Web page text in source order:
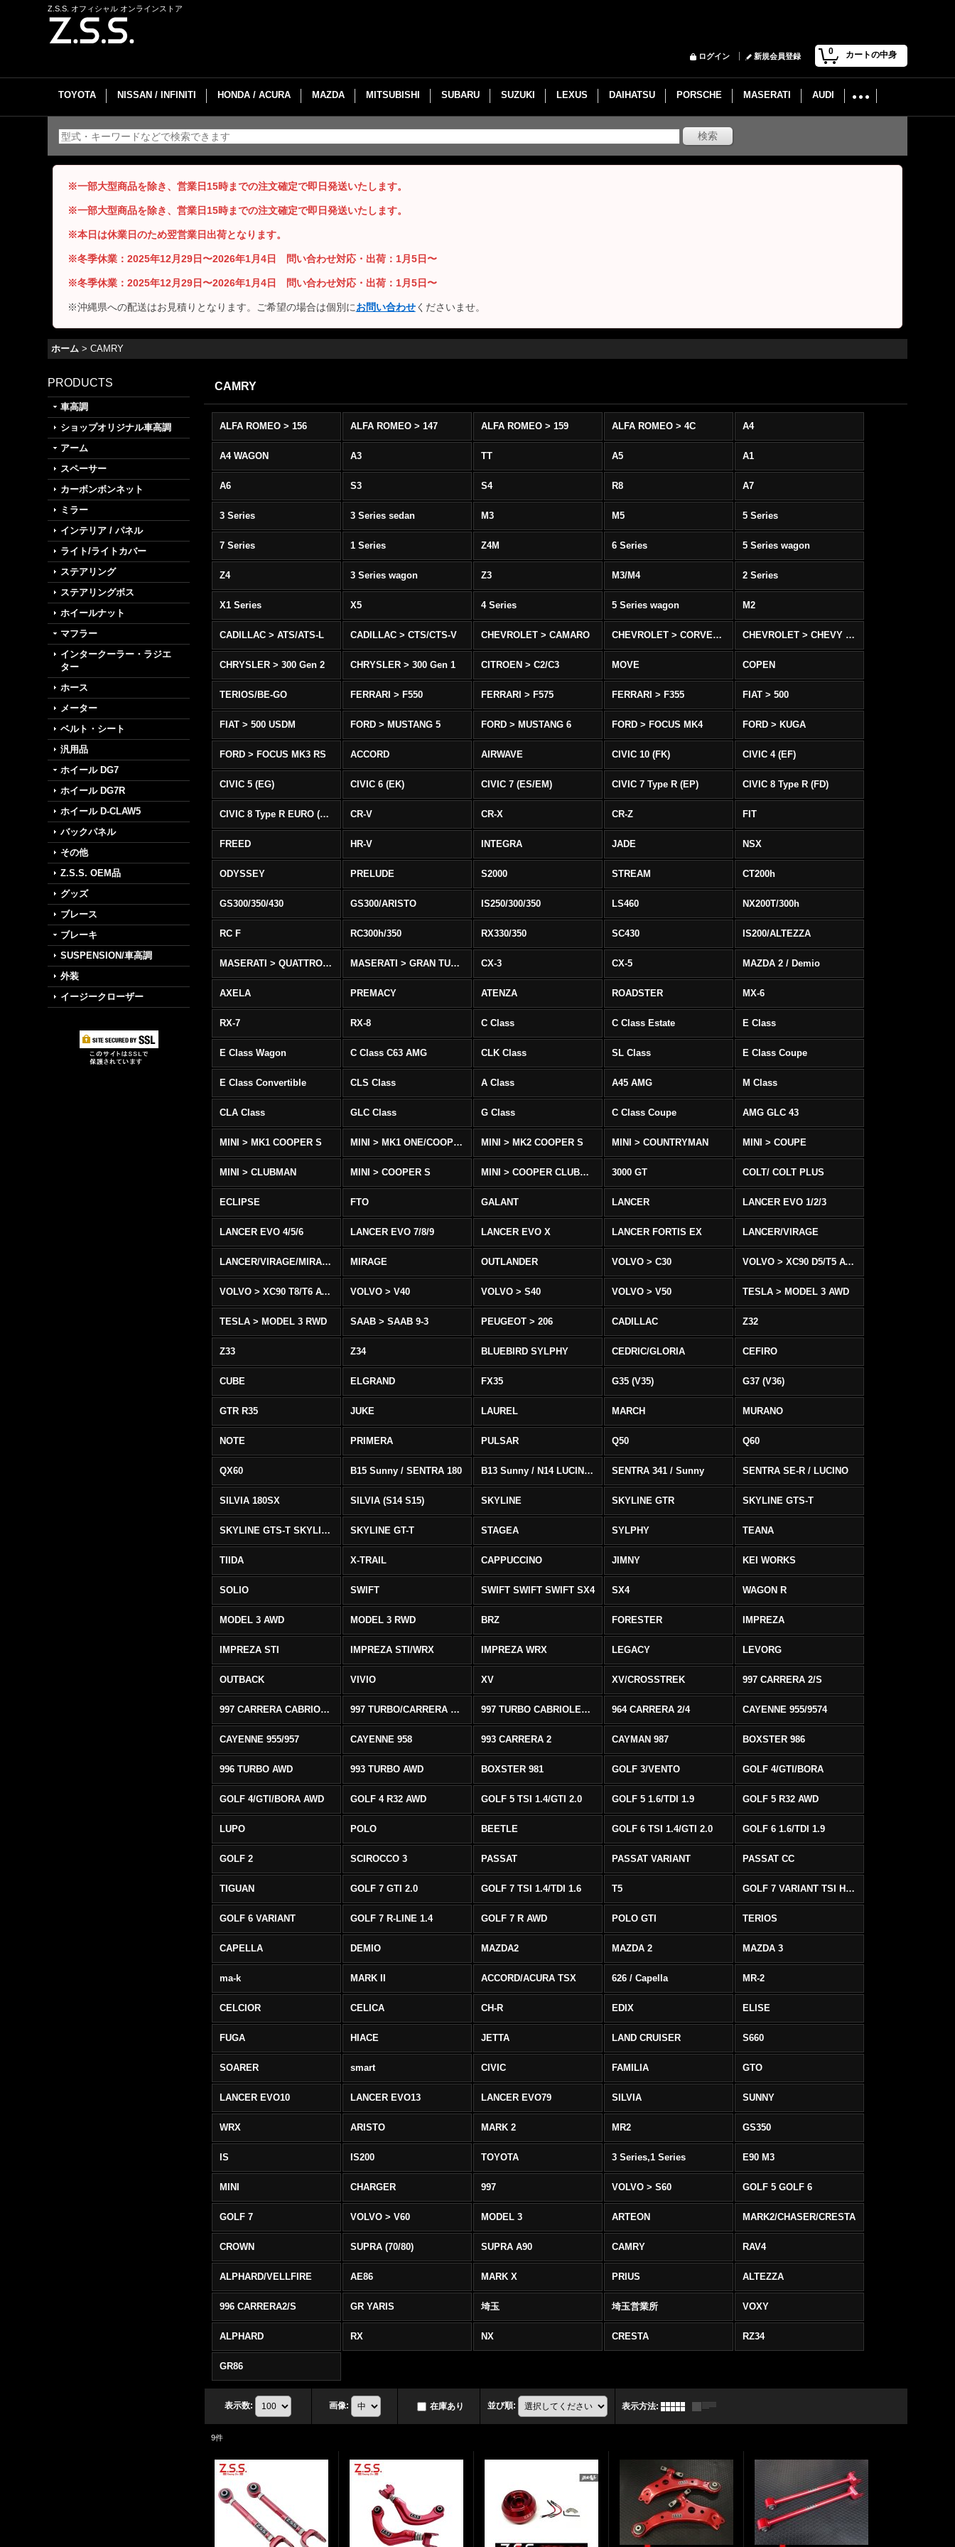
Z.S.S. オフィシャル オンラインストア
0 カートの中身
ログイン 新規会員登録
TOYOTA NISSAN / INFINITI HONDA / ACURA MAZDA MITSUBISHI SUBARU SUZUKI LEXUS DAIHATSU PORSCHE MASERATI AUDI
※一部大型商品を除き、営業日15時までの注文確定で即日発送いたします。
※一部大型商品を除き、営業日15時までの注文確定で即日発送いたします。
※本日は休業日のため翌営業日出荷となります。
※冬季休業：2025年12月29日〜2026年1月4日 問い合わせ対応・出荷：1月5日〜
※冬季休業：2025年12月29日〜2026年1月4日 問い合わせ対応・出荷：1月5日〜
※沖縄県への配送はお見積りとなります。ご希望の場合は個別にお問い合わせくださいませ。
ホーム > CAMRY
PRODUCTS
車高調
ショップオリジナル車高調
アーム
スペーサー
カーボンボンネット
ミラー
インテリア / パネル
ライト/ライトカバー
ステアリング
ステアリングボス
ホイールナット
マフラー
インタークーラー・ラジエ
ター
ホース
メーター
ベルト・シート
汎用品
ホイール DG7
ホイール DG7R
ホイール D-CLAW5
バックパネル
その他
Z.S.S. OEM品
グッズ
ブレース
ブレーキ
SUSPENSION/車高調
外装
イージークローザー
CAMRY
ALFA ROMEO > 156 ALFA ROMEO > 147 ALFA ROMEO > 159 ALFA ROMEO > 4C A4
A4 WAGON A3 TT A5 A1
A6 S3 S4 R8 A7
3 Series 3 Series sedan M3 M5 5 Series
7 Series 1 Series Z4M 6 Series 5 Series wagon
Z4 3 Series wagon Z3 M3/M4 2 Series
X1 Series X5 4 Series 5 Series wagon M2
CADILLAC > ATS/ATS-L CADILLAC > CTS/CTS-V CHEVROLET > CAMARO CHEVROLET > CORVETTE C5/C6 CHEVROLET > CHEVY SS
CHRYSLER > 300 Gen 2 CHRYSLER > 300 Gen 1 CITROEN > C2/C3 MOVE COPEN
TERIOS/BE-GO FERRARI > F550 FERRARI > F575 FERRARI > F355 FIAT > 500
FIAT > 500 USDM FORD > MUSTANG 5 FORD > MUSTANG 6 FORD > FOCUS MK4 FORD > KUGA
FORD > FOCUS MK3 RS ACCORD AIRWAVE CIVIC 10 (FK) CIVIC 4 (EF)
CIVIC 5 (EG) CIVIC 6 (EK) CIVIC 7 (ES/EM) CIVIC 7 Type R (EP) CIVIC 8 Type R (FD)
CIVIC 8 Type R EURO (FN) CR-V CR-X CR-Z FIT
FREED HR-V INTEGRA JADE NSX
ODYSSEY PRELUDE S2000 STREAM CT200h
GS300/350/430 GS300/ARISTO IS250/300/350 LS460 NX200T/300h
RC F RC300h/350 RX330/350 SC430 IS200/ALTEZZA
MASERATI > QUATTROPORTE MASERATI > GRAN TURISMO CX-3 CX-5 MAZDA 2 / Demio
AXELA PREMACY ATENZA ROADSTER MX-6
RX-7 RX-8 C Class C Class Estate E Class
E Class Wagon C Class C63 AMG CLK Class SL Class E Class Coupe
E Class Convertible CLS Class A Class A45 AMG M Class
CLA Class GLC Class G Class C Class Coupe AMG GLC 43
MINI > MK1 COOPER S MINI > MK1 ONE/COOPER MINI > MK2 COOPER S MINI > COUNTRYMAN MINI > COUPE
MINI > CLUBMAN MINI > COOPER S MINI > COOPER CLUBMAN 3000 GT COLT/ COLT PLUS
ECLIPSE FTO GALANT LANCER LANCER EVO 1/2/3
LANCER EVO 4/5/6 LANCER EVO 7/8/9 LANCER EVO X LANCER FORTIS EX LANCER/VIRAGE
LANCER/VIRAGE/MIRAGE MIRAGE OUTLANDER VOLVO > C30 VOLVO > XC90 D5/T5 AWD
VOLVO > XC90 T8/T6 AWD VOLVO > V40 VOLVO > S40 VOLVO > V50 TESLA > MODEL 3 AWD
TESLA > MODEL 3 RWD SAAB > SAAB 9-3 PEUGEOT > 206 CADILLAC Z32
Z33 Z34 BLUEBIRD SYLPHY CEDRIC/GLORIA CEFIRO
CUBE ELGRAND FX35 G35 (V35) G37 (V36)
GTR R35 JUKE LAUREL MARCH MURANO
NOTE PRIMERA PULSAR Q50 Q60
QX60 B15 Sunny / SENTRA 180 B13 Sunny / N14 LUCINO / SENTRA 331 SENTRA 341 / Sunny SENTRA SE-R / LUCINO
SILVIA 180SX SILVIA (S14 S15) SKYLINE SKYLINE GTR SKYLINE GTS-T
SKYLINE GTS-T SKYLINE GTS-T SKYLINE GT-T STAGEA SYLPHY TEANA
TIIDA X-TRAIL CAPPUCCINO JIMNY KEI WORKS
SOLIO SWIFT SWIFT SWIFT SWIFT SX4 SX4 WAGON R
MODEL 3 AWD MODEL 3 RWD BRZ FORESTER IMPREZA
IMPREZA STI IMPREZA STI/WRX IMPREZA WRX LEGACY LEVORG
OUTBACK VIVIO XV XV/CROSSTREK 997 CARRERA 2/S
997 CARRERA CABRIOLET 2/S 997 TURBO/CARRERA 4/4S AWD 997 TURBO CABRIOLET AWD 964 CARRERA 2/4 CAYENNE 955/9574
CAYENNE 955/957 CAYENNE 958 993 CARRERA 2 CAYMAN 987 BOXSTER 986
996 TURBO AWD 993 TURBO AWD BOXSTER 981 GOLF 3/VENTO GOLF 4/GTI/BORA
GOLF 4/GTI/BORA AWD GOLF 4 R32 AWD GOLF 5 TSI 1.4/GTI 2.0 GOLF 5 1.6/TDI 1.9 GOLF 5 R32 AWD
LUPO POLO BEETLE GOLF 6 TSI 1.4/GTI 2.0 GOLF 6 1.6/TDI 1.9
GOLF 2 SCIROCCO 3 PASSAT PASSAT VARIANT PASSAT CC
TIGUAN GOLF 7 GTI 2.0 GOLF 7 TSI 1.4/TDI 1.6 T5 GOLF 7 VARIANT TSI HIGHLINE/R-LINE
GOLF 6 VARIANT GOLF 7 R-LINE 1.4 GOLF 7 R AWD POLO GTI TERIOS
CAPELLA DEMIO MAZDA2 MAZDA 2 MAZDA 3
ma-k MARK II ACCORD/ACURA TSX 626 / Capella MR-2
CELCIOR CELICA CH-R EDIX ELISE
FUGA HIACE JETTA LAND CRUISER S660
SOARER smart CIVIC FAMILIA GTO
LANCER EVO10 LANCER EVO13 LANCER EVO79 SILVIA SUNNY
WRX ARISTO MARK 2 MR2 GS350
IS IS200 TOYOTA 3 Series,1 Series E90 M3
MINI CHARGER 997 VOLVO > S60 GOLF 5 GOLF 6
GOLF 7 VOLVO > V60 MODEL 3 ARTEON MARK2/CHASER/CRESTA
CROWN SUPRA (70/80) SUPRA A90 CAMRY RAV4
ALPHARD/VELLFIRE AE86 MARK X PRIUS ALTEZZA
996 CARRERA2/S GR YARIS 埼玉 埼玉営業所 VOXY
ALPHARD RX NX CRESTA RZ34
GR86
表示数: 画像: 在庫あり 並び順: 表示方法:
9件